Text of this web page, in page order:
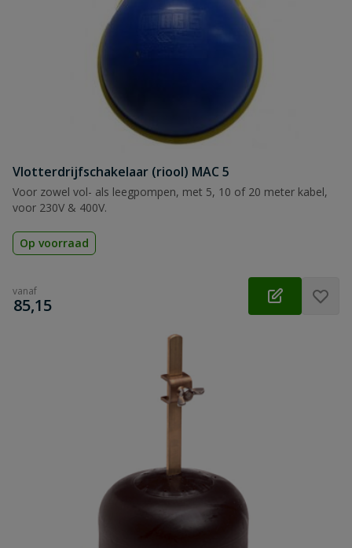
Vlotterdrijfschakelaar (riool) MAC 5
Voor zowel vol- als leegpompen, met 5, 10 of 20 meter kabel,
voor 230V & 400V.
Op voorraad
vanaf
€
85,15